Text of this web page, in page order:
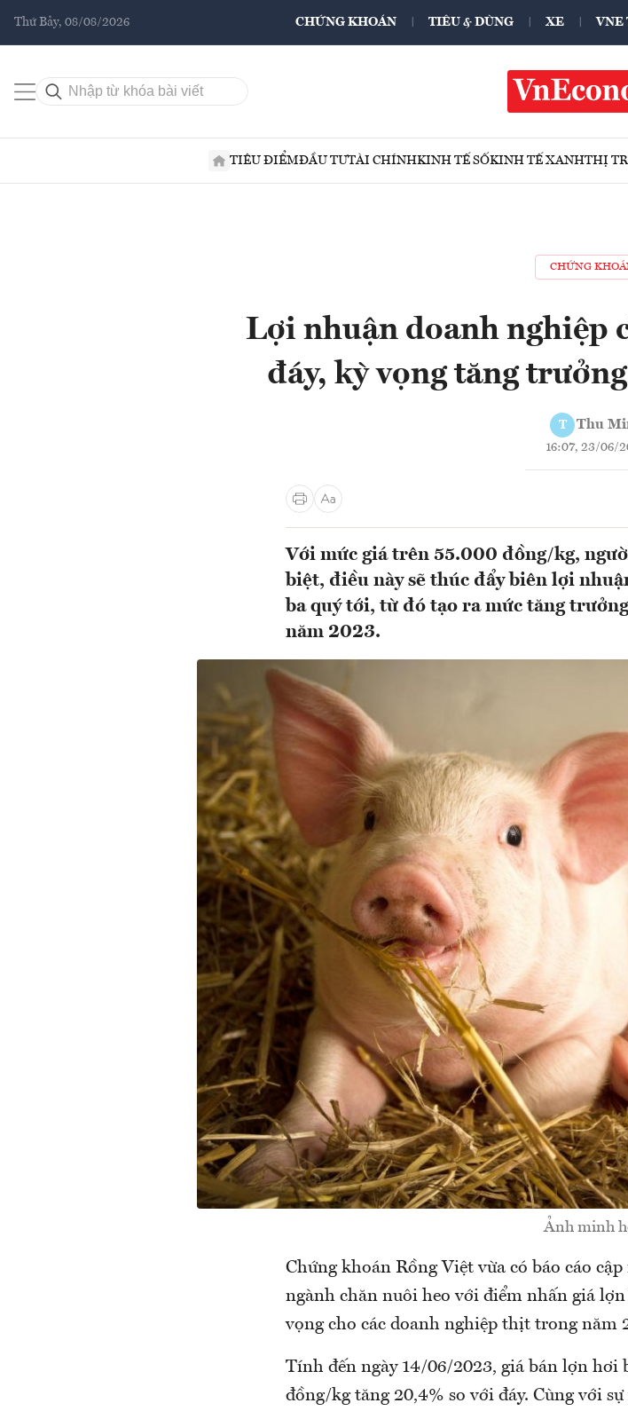
Thứ Bảy, 08/08/2026 CHỨNG KHOÁN TIÊU & DÙNG XE VNE
TIÊU ĐIỂMĐẦU TƯTÀI CHÍNHKINH TẾ SỐKINH TẾ XANHTHỊ
CHỨNG
Lợi nhuận doanh nghiệp
đáy, kỳ vọng tăng
T Thu
16:07, 23/06/
Với mức giá trên 55.000 đồng/kg,
biệt, điều này sẽ thúc đẩy biên lợi
ba quý tới, từ đó tạo ra mức tăng
năm 2023.
Ảnh minh
Chứng khoán Rồng Việt vừa có báo cáo
ngành chăn nuôi heo với điểm nhấn giá
vọng cho các doanh nghiệp thịt trong năm
Tính đến ngày 14/06/2023, giá bán lợn hơi
đồng/kg tăng 20,4% so với đáy. Cùng với